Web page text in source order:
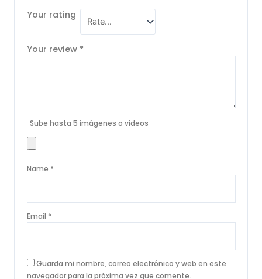
Your rating
Your review *
Sube hasta 5 imágenes o videos
Name *
Email *
Guarda mi nombre, correo electrónico y web en este
navegador para la próxima vez que comente.